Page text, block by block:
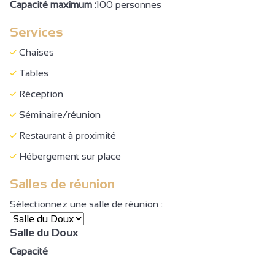
Capacité maximum :100 personnes
Services
Chaises
Tables
Réception
Séminaire/réunion
Restaurant à proximité
Hébergement sur place
Salles de réunion
Sélectionnez une salle de réunion :
Salle du Doux
Capacité